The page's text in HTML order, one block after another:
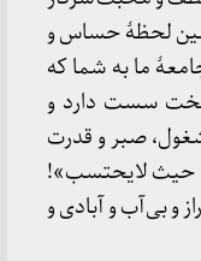
لحظهٔ حساس و
ما به شما که
سخت سست دارد و
صبر و قدرت
حیث لایحتسب»!
و بی‌آب و آبادی و